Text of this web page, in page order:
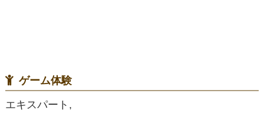
ゲーム体験
エキスパート,